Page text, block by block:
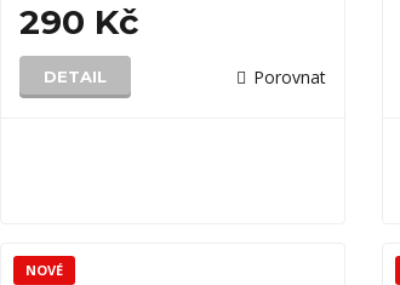
290 Kč
DETAIL Porovnat
NOVÉ